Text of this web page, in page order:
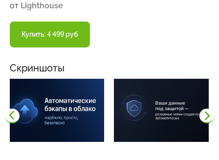
от Lighthouse
Купить: 4 499 руб
Скриншоты